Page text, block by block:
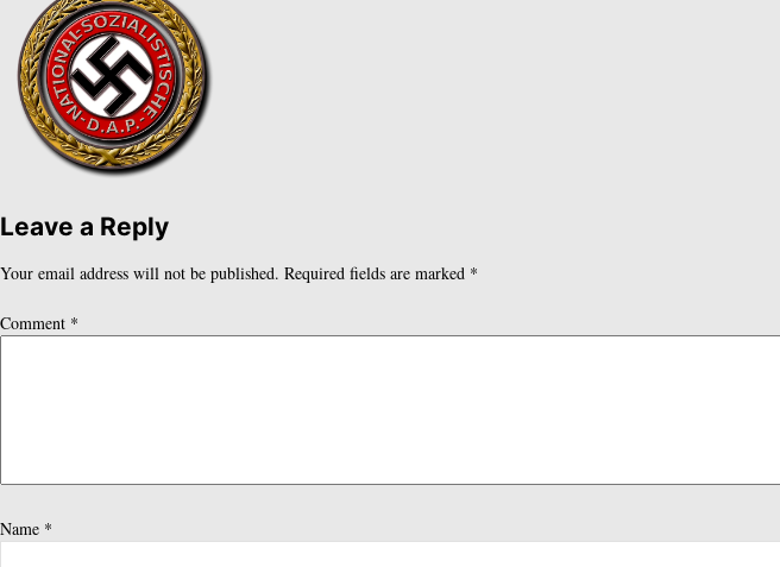
Leave a Reply
Your email address will not be published. Required fields are marked *
Comment *
Name *